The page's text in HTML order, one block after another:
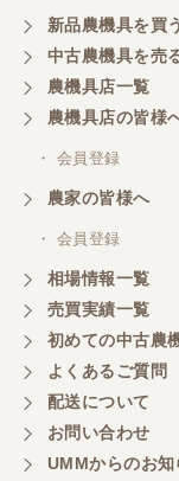
福岡県／あ
素早く丁
福岡県／
ずーーと
ました。
す。 直売
きます。
新品農機具を買う
中古農機具を売
農機具店一覧
農機具店の皆様
・ 会員登録
農家の皆様へ
・ 会員登録
相場情報一覧
売買実績一覧
初めての中古農
よくあるご質問
配送について
お問い合わせ
UMMからのお知